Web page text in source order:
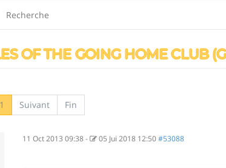
Recherche
OF THE GOING HOME CLUB
1 Suivant Fin
11 Oct 2013 09:38- 05 Jui 2018 12:50#53088